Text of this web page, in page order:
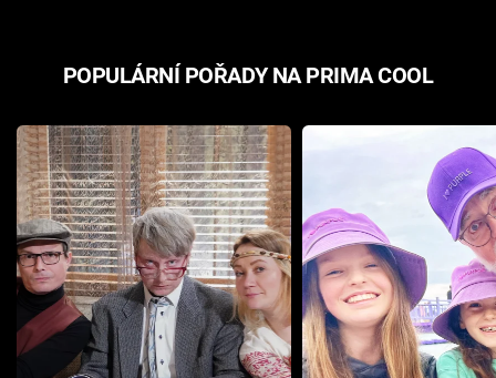
POPULÁRNÍ POŘADY NA PRIMA COOL